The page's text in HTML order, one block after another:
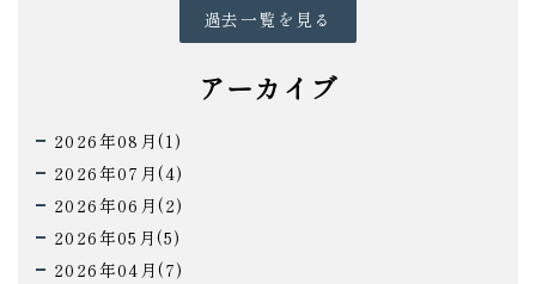
過去一覧を見る
アーカイブ
2026年08月(1)
2026年07月(4)
2026年06月(2)
2026年05月(5)
2026年04月(7)